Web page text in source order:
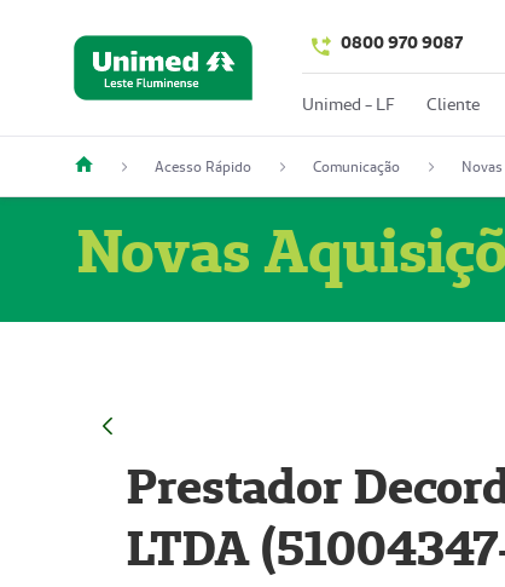
0800 970 9087
Unimed - LF Cliente
Acesso Rápido Comunicação
Novas
Prestador
LTDA